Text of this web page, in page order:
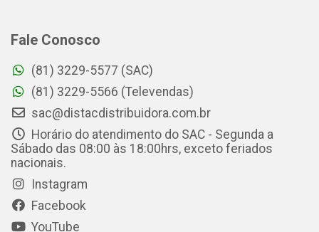
Fale Conosco
(81) 3229-5577 (SAC)
(81) 3229-5566 (Televendas)
sac@distacdistribuidora.com.br
Horário do atendimento do SAC - Segunda a
Sábado das 08:00 às 18:00hrs, exceto feriados
nacionais.
Instagram
Facebook
YouTube